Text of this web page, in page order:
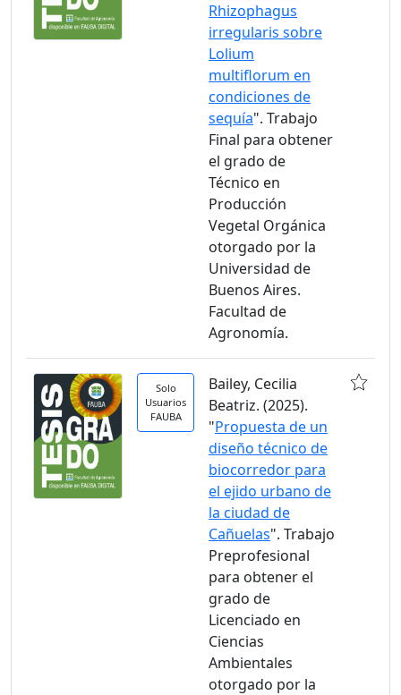
Rhizophagus
irregularis sobre
Lolium
multiflorum en
condiciones de
sequía". Trabajo
Final para obtener
el grado de
Técnico en
Producción
Vegetal Orgánica
otorgado por la
Universidad de
Buenos Aires.
Facultad de
Agronomía.
Solo
Usuarios
FAUBA
Bailey, Cecilia
Beatriz. (2025).
"Propuesta de un
diseño técnico de
biocorredor para
el ejido urbano de
la ciudad de
Cañuelas". Trabajo
Preprofesional
para obtener el
grado de
Licenciado en
Ciencias
Ambientales
otorgado por la